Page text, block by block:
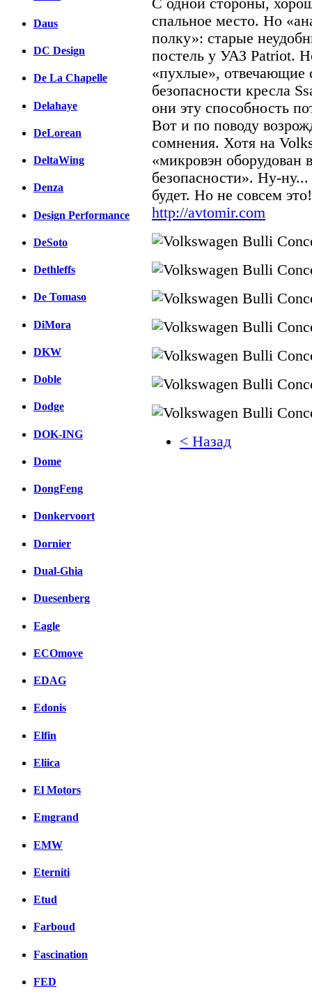
Daus
DC Design
De La Chapelle
Delahaye
DeLorean
DeltaWing
Denza
Design Performance
DeSoto
Dethleffs
De Tomaso
DiMora
DKW
Doble
Dodge
DOK-ING
Dome
DongFeng
Donkervoort
Dornier
Dual-Ghia
Duesenberg
Eagle
ECOmove
EDAG
Edonis
Elfin
Eliica
El Motors
Emgrand
EMW
Eterniti
Etud
Farboud
Fascination
FED
С одной стороны,
спальное место. Но
полку»: старые
постель у УАЗ Patriot.
«пухлые»,
безопасности кресла
они эту способность
Вот и по поводу
сомнения. Хотя на
«микровэн оборудован
безопасности». Ну-
будет. Но не совсем это!
http://avtomir.com
< Назад